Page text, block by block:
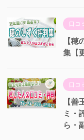
口コ
【
集【
口コ
【
ミ・
ら・